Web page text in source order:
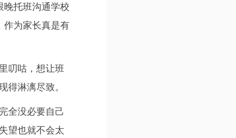
晚托班沟通学校
作为家长真是有
叨咕，想让班
得淋漓尽致。
全没必要自己
望也就不会太